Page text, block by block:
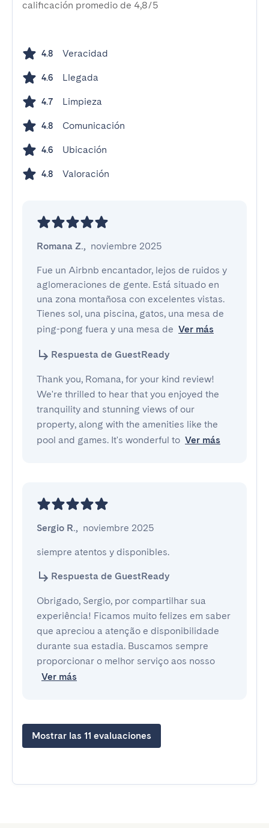
calificación promedio de 4,8/5
4.8 Veracidad
4.6 Llegada
4.7 Limpieza
4.8 Comunicación
4.6 Ubicación
4.8 Valoración
Romana Z., noviembre 2025
Fue un Airbnb encantador, lejos de ruidos y
aglomeraciones de gente. Está situado en
una zona montañosa con excelentes vistas.
Tienes sol, una piscina, gatos, una mesa de
ping-pong fuera y una mesa de Ver más
Respuesta de GuestReady
Thank you, Romana, for your kind review!
We're thrilled to hear that you enjoyed the
tranquility and stunning views of our
property, along with the amenities like the
pool and games. It's wonderful to Ver más
Sergio R., noviembre 2025
siempre atentos y disponibles.
Respuesta de GuestReady
Obrigado, Sergio, por compartilhar sua
experiência! Ficamos muito felizes em saber
que apreciou a atenção e disponibilidade
durante sua estadia. Buscamos sempre
proporcionar o melhor serviço aos nosso
Ver más
Mostrar las 11 evaluaciones